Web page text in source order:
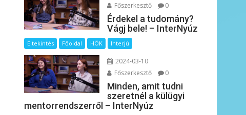
Főszerkesztő
0
Érdekel a tudomány?
Vágj bele! – InterNyúz
Eltekintés Főoldal HÖK Interjú
2024-03-10
Főszerkesztő
0
Minden, amit tudni
szeretnél a külügyi
mentorrendszerről – InterNyúz